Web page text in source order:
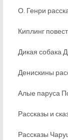
О. Генри
Киплинг
Дикая собака
Денискины
Алые паруса
Рассказы и
Рассказы